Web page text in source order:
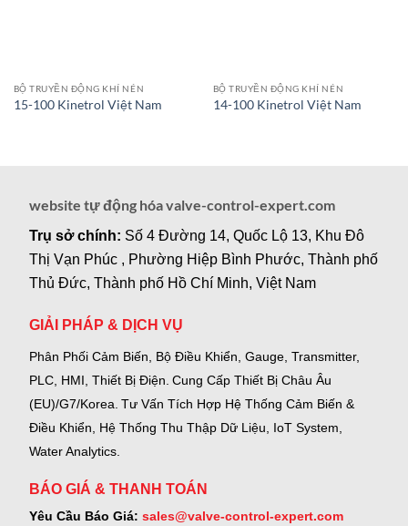
BỘ TRUYỀN ĐỘNG KHÍ NÉN
15-100 Kinetrol Việt Nam
BỘ TRUYỀN ĐỘNG KHÍ NÉN
14-100 Kinetrol Việt Nam
website tự động hóa valve-control-expert.com
Trụ sở chính: Số 4 Đường 14, Quốc Lộ 13, Khu Đô
Thị Vạn Phúc , Phường Hiệp Bình Phước, Thành phố
Thủ Đức, Thành phố Hồ Chí Minh, Việt Nam
GIẢI PHÁP & DỊCH VỤ
Phân Phối Cảm Biến, Bộ Điều Khiển, Gauge, Transmitter,
PLC, HMI, Thiết Bị Điện. Cung Cấp Thiết Bị Châu Âu
(EU)/G7/Korea. Tư Vấn Tích Hợp Hệ Thống Cảm Biến &
Điều Khiển, Hệ Thống Thu Thập Dữ Liệu, IoT System,
Water Analytics.
BÁO GIÁ & THANH TOÁN
Yêu Cầu Báo Giá: sales@valve-control-expert.com